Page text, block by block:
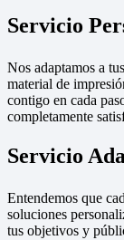
Servicio
Nos adaptamos a
material de
contigo en cada
completamente
Servicio
Entendemos que
soluciones
tus objetivos y